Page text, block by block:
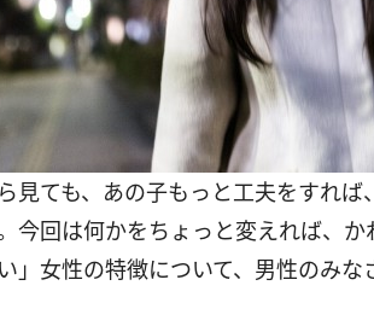
見ても、あの子もっと工夫をすれ
今回は何かをちょっと変えれば、
い」女性の特徴について、男性のみな